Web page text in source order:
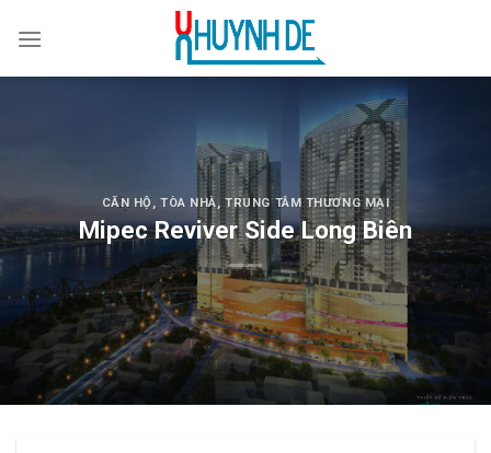
CĂN HỘ,TÒA NHÀ, TRUNG TÂM THƯƠNG MẠI
Mipec Reviver Side Long Biên